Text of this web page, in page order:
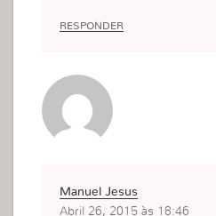
s às condições ecológicas
mesma etapa atingir um
ão seja possivel subsistir
o…Olha para o passado:o
e coabitam neste habitat,e
RESPONDER
Manuel Jesus
Abril 26, 2015 às 18:46